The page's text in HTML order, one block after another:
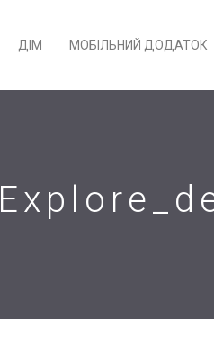
ДІМ МОБІЛЬНИЙ ДОДАТОК